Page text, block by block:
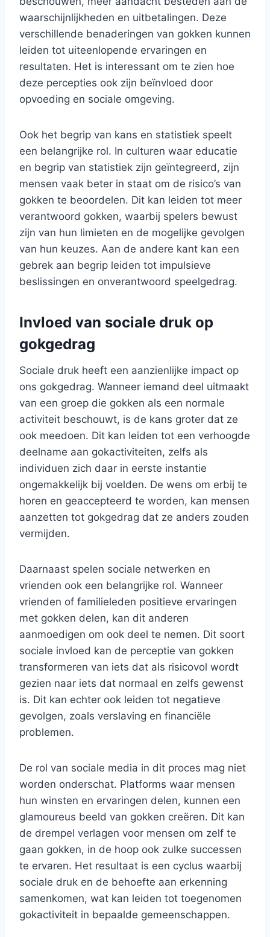
waarschijnlijkheden en uitbetalingen. Deze
verschillende benaderingen van gokken kunnen
leiden tot uiteenlopende ervaringen en
resultaten. Het is interessant om te zien hoe
deze percepties ook zijn beïnvloed door
opvoeding en sociale omgeving.
Ook het begrip van kans en statistiek speelt
een belangrijke rol. In culturen waar educatie
en begrip van statistiek zijn geïntegreerd, zijn
mensen vaak beter in staat om de risico’s van
gokken te beoordelen. Dit kan leiden tot meer
verantwoord gokken, waarbij spelers bewust
zijn van hun limieten en de mogelijke gevolgen
van hun keuzes. Aan de andere kant kan een
gebrek aan begrip leiden tot impulsieve
beslissingen en onverantwoord speelgedrag.
Invloed van sociale druk op
gokgedrag
Sociale druk heeft een aanzienlijke impact op
ons gokgedrag. Wanneer iemand deel uitmaakt
van een groep die gokken als een normale
activiteit beschouwt, is de kans groter dat ze
ook meedoen. Dit kan leiden tot een verhoogde
deelname aan gokactiviteiten, zelfs als
individuen zich daar in eerste instantie
ongemakkelijk bij voelden. De wens om erbij te
horen en geaccepteerd te worden, kan mensen
aanzetten tot gokgedrag dat ze anders zouden
vermijden.
Daarnaast spelen sociale netwerken en
vrienden ook een belangrijke rol. Wanneer
vrienden of familieleden positieve ervaringen
met gokken delen, kan dit anderen
aanmoedigen om ook deel te nemen. Dit soort
sociale invloed kan de perceptie van gokken
transformeren van iets dat als risicovol wordt
gezien naar iets dat normaal en zelfs gewenst
is. Dit kan echter ook leiden tot negatieve
gevolgen, zoals verslaving en financiële
problemen.
De rol van sociale media in dit proces mag niet
worden onderschat. Platforms waar mensen
hun winsten en ervaringen delen, kunnen een
glamoureus beeld van gokken creëren. Dit kan
de drempel verlagen voor mensen om zelf te
gaan gokken, in de hoop ook zulke successen
te ervaren. Het resultaat is een cyclus waarbij
sociale druk en de behoefte aan erkenning
samenkomen, wat kan leiden tot toegenomen
gokactiviteit in bepaalde gemeenschappen.